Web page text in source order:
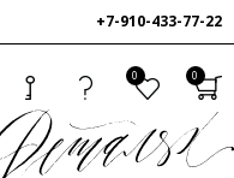
+7-910-433-77-22
0 0